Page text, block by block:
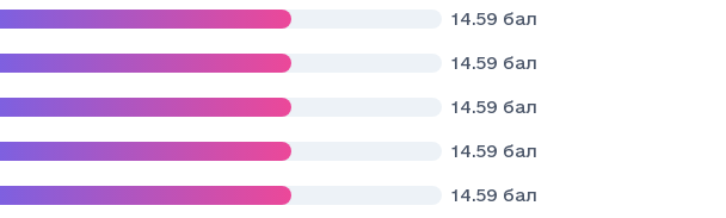
14.59 бал
14.59 бал
14.59 бал
14.59 бал
14.59 бал